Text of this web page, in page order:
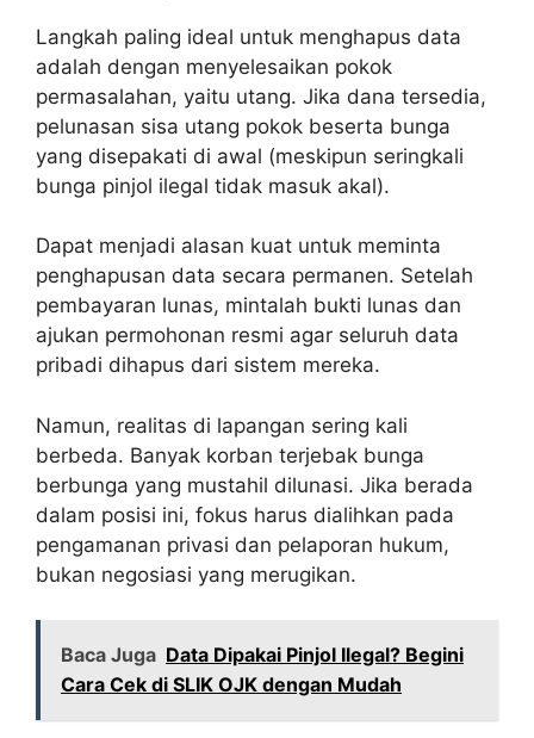
Langkah paling ideal untuk menghapus data
adalah dengan menyelesaikan pokok
permasalahan, yaitu utang. Jika dana tersedia,
pelunasan sisa utang pokok beserta bunga
yang disepakati di awal (meskipun seringkali
bunga pinjol ilegal tidak masuk akal).
Dapat menjadi alasan kuat untuk meminta
penghapusan data secara permanen. Setelah
pembayaran lunas, mintalah bukti lunas dan
ajukan permohonan resmi agar seluruh data
pribadi dihapus dari sistem mereka.
Namun, realitas di lapangan sering kali
berbeda. Banyak korban terjebak bunga
berbunga yang mustahil dilunasi. Jika berada
dalam posisi ini, fokus harus dialihkan pada
pengamanan privasi dan pelaporan hukum,
bukan negosiasi yang merugikan.
Baca Juga Data Dipakai Pinjol Ilegal? Begini
Cara Cek di SLIK OJK dengan Mudah